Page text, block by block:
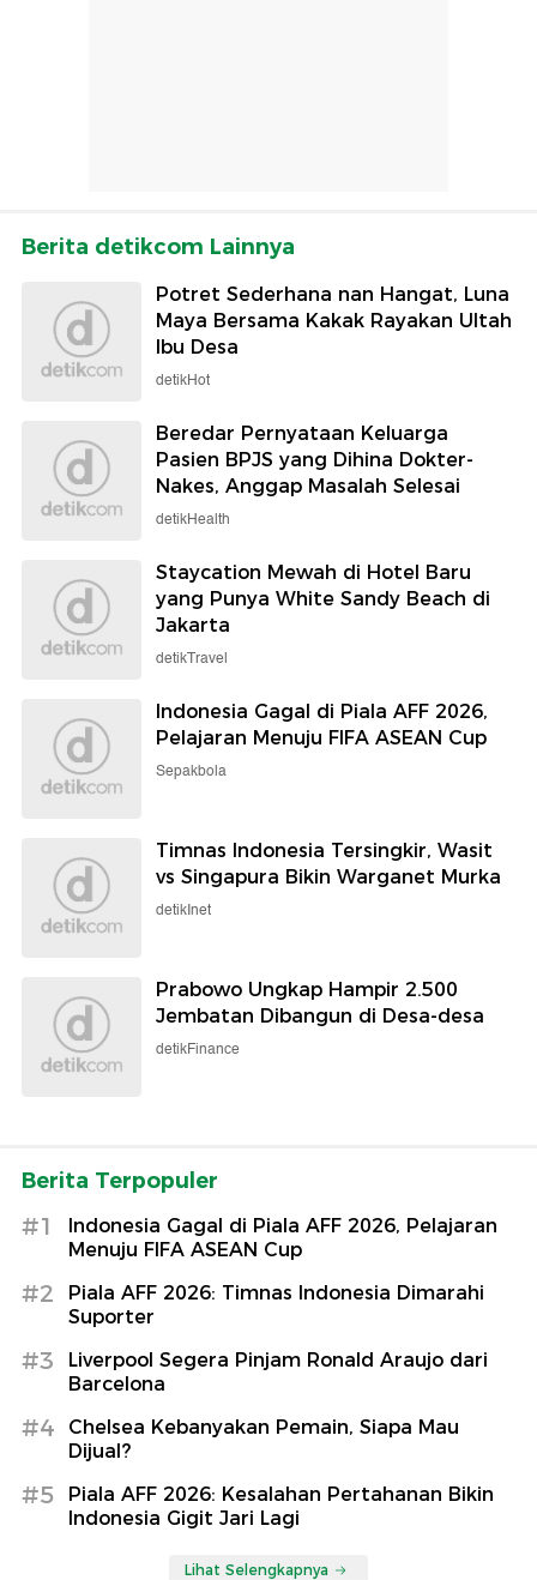
Berita detikcom Lainnya
Potret Sederhana nan Hangat, Luna
Maya Bersama Kakak Rayakan Ultah
Ibu Desa
detikHot
Beredar Pernyataan Keluarga
Pasien BPJS yang Dihina Dokter-
Nakes, Anggap Masalah Selesai
detikHealth
Staycation Mewah di Hotel Baru
yang Punya White Sandy Beach di
Jakarta
detikTravel
Indonesia Gagal di Piala AFF 2026,
Pelajaran Menuju FIFA ASEAN Cup
Sepakbola
Timnas Indonesia Tersingkir, Wasit
vs Singapura Bikin Warganet Murka
detikInet
Prabowo Ungkap Hampir 2.500
Jembatan Dibangun di Desa-desa
detikFinance
Berita Terpopuler
#1
Indonesia Gagal di Piala AFF 2026, Pelajaran
Menuju FIFA ASEAN Cup
#2
Piala AFF 2026: Timnas Indonesia Dimarahi
Suporter
#3
Liverpool Segera Pinjam Ronald Araujo dari
Barcelona
#4
Chelsea Kebanyakan Pemain, Siapa Mau
Dijual?
#5
Piala AFF 2026: Kesalahan Pertahanan Bikin
Indonesia Gigit Jari Lagi
Lihat Selengkapnya